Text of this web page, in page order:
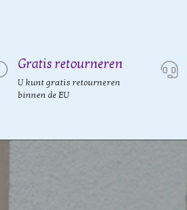
Gratis retourneren
U kunt gratis retourneren
binnen de EU